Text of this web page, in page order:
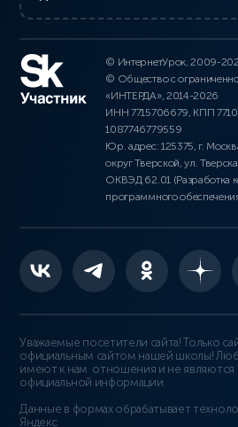
© ИнтернетУрок, 2009-
© Общество с
«ИНТЕРДА», 2014-2026
ИНН 7715706679, КПП
1087746779559
Юр. адрес: 125375, г.
округ Тверской, ул.
ОКВЭД 62.01 (Разработка
программного
Уважаемые посетители сайта! Только
официальным сайтом нашей школы!
имеют к нам отношения и не являются
официальной информации.
Данные в формах обрабатывает
Яндекс